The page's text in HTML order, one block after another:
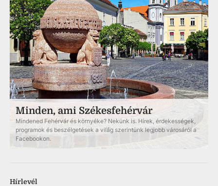
Minden, ami Székesfehérvár
Mindened Fehérvár és környéke? Nekünk is. Hírek, érdekességek,
programok és beszélgetések a világ szerintünk legjobb városáról a
Facebookon.
Hírlevél